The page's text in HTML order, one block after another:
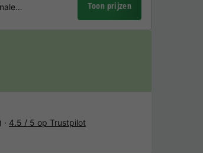
Toon prijzen
4.5 / 5 op Trustpilot